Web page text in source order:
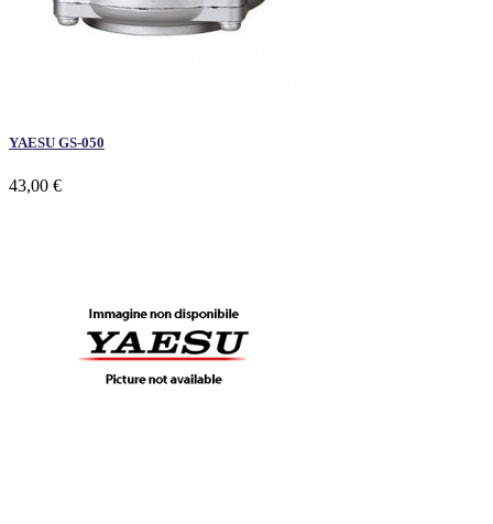
YAESU GS-050
43,00 €